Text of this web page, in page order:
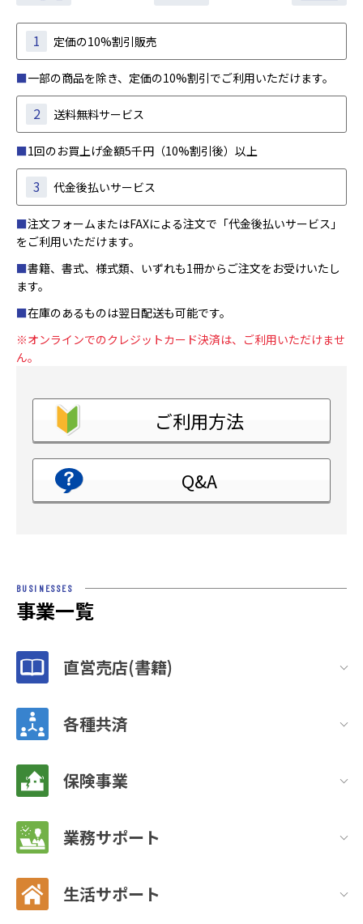
1 定価の10%割引販売
■一部の商品を除き、定価の10%割引でご利用いただけます。
2 送料無料サービス
■1回のお買上げ金額5千円（10%割引後）以上
3 代金後払いサービス
■注文フォームまたはFAXによる注文で「代金後払いサービス」
をご利用いただけます。
■書籍、書式、様式類、いずれも1冊からご注文をお受けいたし
ます。
■在庫のあるものは翌日配送も可能です。
※オンラインでのクレジットカード決済は、ご利用いただけませ
ん。
ご利用方法
Q&A
BUSINESSES
事業一覧
直営売店(書籍)
各種共済
保険事業
業務サポート
生活サポート